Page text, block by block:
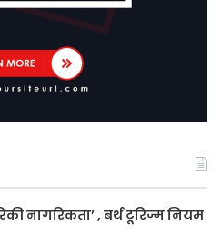
नागरिकता’ , बर्थ टूरिज्म नियम